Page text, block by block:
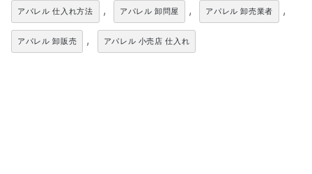
アパレル 仕入れ方法 , アパレル 卸問屋 , アパレル 卸売業者 ,
アパレル 卸販売 , アパレル 小売店 仕入れ